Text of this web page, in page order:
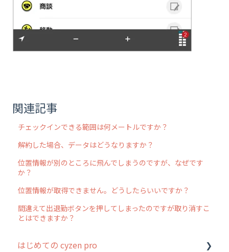
関連記事
チェックインできる範囲は何メートルですか？
解約した場合、データはどうなりますか？
位置情報が別のところに飛んでしまうのですが、なぜです
か？
位置情報が取得できません。どうしたらいいですか？
間違えて出退勤ボタンを押してしまったのですが取り消すこ
とはできますか？
はじめての cyzen pro